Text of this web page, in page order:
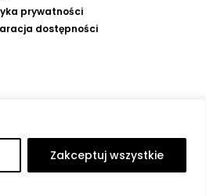
Zakceptuj wszystkie
prywatności
dostępności